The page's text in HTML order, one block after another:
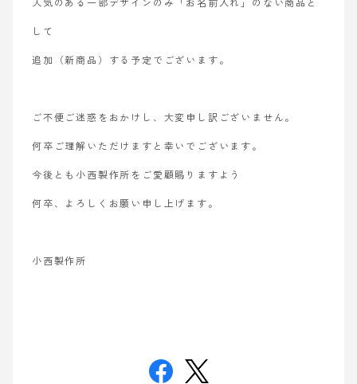
人気のある一部デザインのみ 「お名前入れ」のない商品と
して
追加（新商品）する予定でございます。
ご不便ご迷惑をおかけし、 大変申し訳ございません。
何卒ご理解いただけますと幸いでございます。
今後とも小西製作所をご愛顧賜りますよう
何卒、よろしくお願い申し上げます。
小西製作所